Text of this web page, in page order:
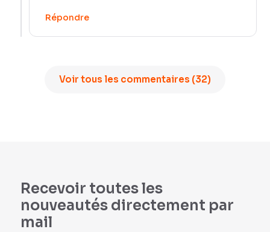
Répondre
Voir tous les commentaires (32)
Recevoir toutes les
nouveautés directement par
mail